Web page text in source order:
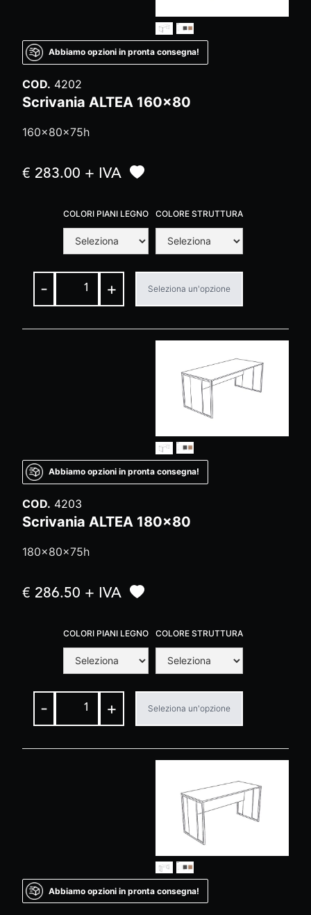
Abbiamo opzioni in pronta consegna!
COD. 4202
Scrivania ALTEA 160x80
160x80x75h
€ 283.00 + IVA
COLORI PIANI LEGNO COLORE STRUTTURA
- + Seleziona un'opzione
Abbiamo opzioni in pronta consegna!
COD. 4203
Scrivania ALTEA 180x80
180x80x75h
€ 286.50 + IVA
COLORI PIANI LEGNO COLORE STRUTTURA
- + Seleziona un'opzione
Abbiamo opzioni in pronta consegna!